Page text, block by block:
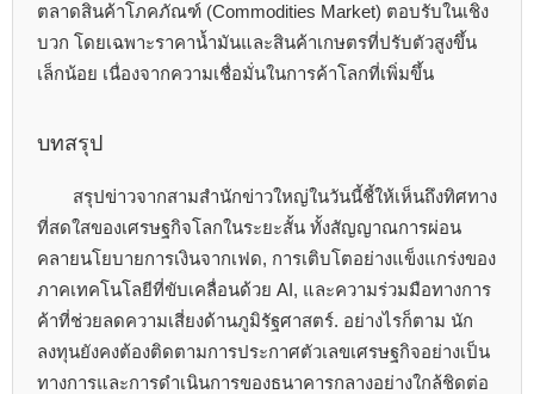
ตลาดสินค้าโภคภัณฑ์ (Commodities Market) ตอบรับในเชิง
บวก โดยเฉพาะราคาน้ำมันและสินค้าเกษตรที่ปรับตัวสูงขึ้น
เล็กน้อย เนื่องจากความเชื่อมั่นในการค้าโลกที่เพิ่มขึ้น
บทสรุป
สรุปข่าวจากสามสำนักข่าวใหญ่ในวันนี้ชี้ให้เห็นถึงทิศทาง
ที่สดใสของเศรษฐกิจโลกในระยะสั้น ทั้งสัญญาณการผ่อน
คลายนโยบายการเงินจากเฟด, การเติบโตอย่างแข็งแกร่งของ
ภาคเทคโนโลยีที่ขับเคลื่อนด้วย AI, และความร่วมมือทางการ
ค้าที่ช่วยลดความเสี่ยงด้านภูมิรัฐศาสตร์. อย่างไรก็ตาม นัก
ลงทุนยังคงต้องติดตามการประกาศตัวเลขเศรษฐกิจอย่างเป็น
ทางการและการดำเนินการของธนาคารกลางอย่างใกล้ชิดต่อ